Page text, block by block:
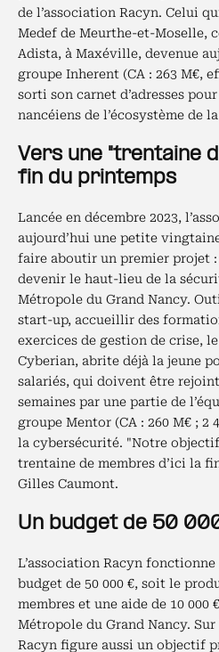
de l’association Racyn. Celui
Medef de Meurthe-et-Moselle,
Adista, à Maxéville, devenue
groupe Inherent (CA : 263 M€,
sorti son carnet d’adresses
nancéiens de l’écosystème de
Vers une "trentaine
fin du printemps
Lancée en décembre 2023,
aujourd’hui une petite
faire aboutir un premier projet
devenir le haut-lieu de la
Métropole du Grand Nancy.
start-up, accueillir des
exercices de gestion de crise,
Cyberian, abrite déjà la jeune
salariés, qui doivent être
semaines par une partie de
groupe Mentor (CA : 260 M€ ; 2
la cybersécurité. "Notre
trentaine de membres d’ici la
Gilles Caumont.
Un budget de 50
L’association Racyn
budget de 50 000 €, soit le
membres et une aide de 10 000
Métropole du Grand Nancy.
Racyn figure aussi un objectif